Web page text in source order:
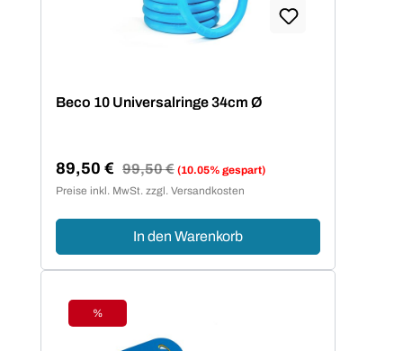
Beco 10 Universalringe 34cm Ø
Verkaufspreis:
89,50 € Regulärer Preis:
99,50 € (10.05% gespart)
Preise inkl. MwSt. zzgl. Versandkosten
In den Warenkorb
Rabatt
%